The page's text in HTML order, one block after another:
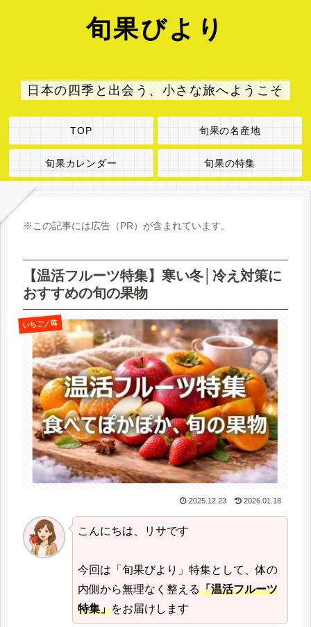
旬果びより
日本の四季と出会う、小さな旅へようこそ
TOP 旬果の名産地
旬果カレンダー 旬果の特集
※この記事には広告（PR）が含まれています。
【温活フルーツ特集】寒い冬│冷え対策に
おすすめの旬の果物
いちご／苺
2025.12.23 2026.01.18
こんにちは、リサです
今回は「旬果びより」特集として、体の
内側から無理なく整える「温活フルーツ
特集」をお届けします